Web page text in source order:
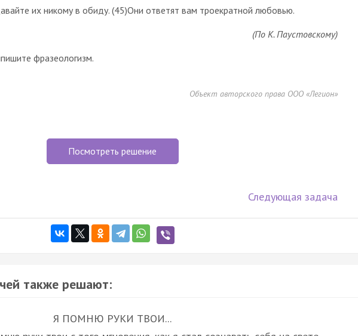
их никому в обиду. (45)Они ответят вам троекратной любовью.
(По К. Паустовскому)
фразеологизм.
Объект авторского права ООО «Легион»
Посмотреть решение
Следующая задача
также решают:
Я ПОМНЮ РУКИ ТВОИ...